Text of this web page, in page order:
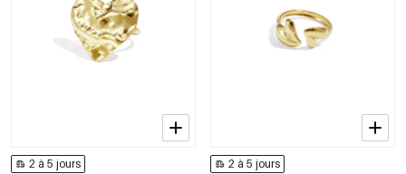
2 à 5 jours 2 à 5 jours